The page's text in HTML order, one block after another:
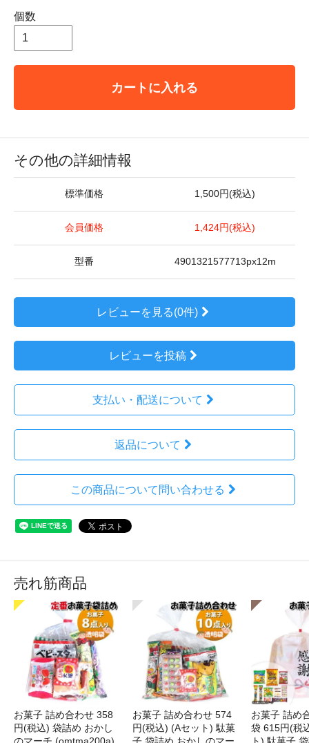
個数
カートに入れる
その他の詳細情報
標準価格 1,500円(税込)
会員価格 1,424円(税込)
型番 4901321577713px12m
レビューを見る(0件)
レビューを投稿
支払い・配送について
返品について
この商品について問い合わせる
売れ筋商品
お菓子 詰め合わせ 358
円(税込) 袋詰め おかし
のマーチ (omtma200a)
お菓子 詰め合わせ 574
円(税込) (Aセット) 駄菓
子 袋詰め おかしのマー
お菓子 詰め
袋 615円(税
ト) 駄菓子